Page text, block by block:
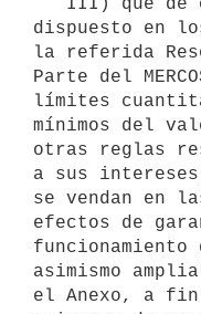
dispuesto en
la referida
Parte del
límites
mínimos del
otras reglas
a sus
se vendan en
efectos de
funcionamiento
asimismo
el Anexo, a